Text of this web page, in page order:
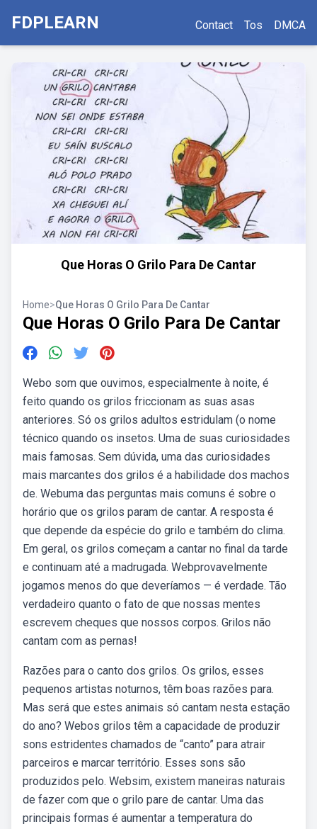
FDPLEARN Contact Tos DMCA
Que Horas O Grilo Para De Cantar
Home>Que Horas O Grilo Para De Cantar
Que Horas O Grilo Para De Cantar
Webo som que ouvimos, especialmente à noite, é
feito quando os grilos friccionam as suas asas
anteriores. Só os grilos adultos estridulam (o nome
técnico quando os insetos. Uma de suas curiosidades
mais famosas. Sem dúvida, uma das curiosidades
mais marcantes dos grilos é a habilidade dos machos
de. Webuma das perguntas mais comuns é sobre o
horário que os grilos param de cantar. A resposta é
que depende da espécie do grilo e também do clima.
Em geral, os grilos começam a cantar no final da tarde
e continuam até a madrugada. Webprovavelmente
jogamos menos do que deveríamos — é verdade. Tão
verdadeiro quanto o fato de que nossas mentes
escrevem cheques que nossos corpos. Grilos não
cantam com as pernas!
Razões para o canto dos grilos. Os grilos, esses
pequenos artistas noturnos, têm boas razões para.
Mas será que estes animais só cantam nesta estação
do ano? Webos grilos têm a capacidade de produzir
sons estridentes chamados de “canto” para atrair
parceiros e marcar território. Esses sons são
produzidos pelo. Websim, existem maneiras naturais
de fazer com que o grilo pare de cantar. Uma das
principais formas é aumentar a temperatura do